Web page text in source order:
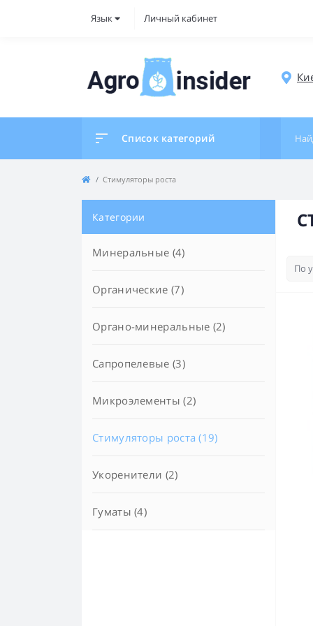
Язык Личный кабинет
Список категорий
Стимуляторы роста
Категории
Минеральные (4)
Органические (7)
Органо-минеральные (2)
Сапропелевые (3)
Микроэлементы (2)
Стимуляторы роста (19)
Укоренители (2)
Гуматы (4)